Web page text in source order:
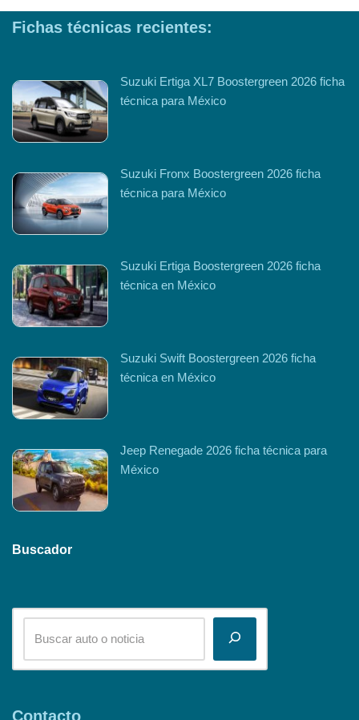
Fichas técnicas recientes:
Suzuki Ertiga XL7 Boostergreen 2026 ficha
técnica para México
Suzuki Fronx Boostergreen 2026 ficha
técnica para México
Suzuki Ertiga Boostergreen 2026 ficha
técnica en México
Suzuki Swift Boostergreen 2026 ficha
técnica en México
Jeep Renegade 2026 ficha técnica para
México
Buscador
Contacto